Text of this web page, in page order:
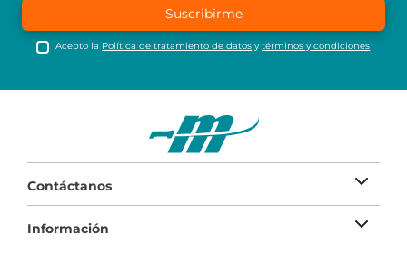
Suscribirme
Acepto la Política de tratamiento de datos ytérminos y condiciones
Contáctanos
Información